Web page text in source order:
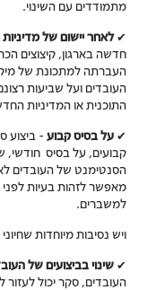
מתמודדים עם השינוי.
✔לאחר יישום של
חדשה בארגון, קיצוצים
העברתה למתכונת של
העובדים ועל שביעות
התוכנית או המדיניות
✔ על בסיס קבוע - ביצוע
קבועים, על בסיס חודשי,
הסנטימנט של העובדים
מאפשר לזהות בעיות
למשברים.
ויש נסיבות מיוחדות
✔ שינוי בביצועים של
העובדים, סקר יכול לעזור